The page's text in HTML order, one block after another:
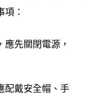
：
應先關閉電源，
配戴安全帽、手